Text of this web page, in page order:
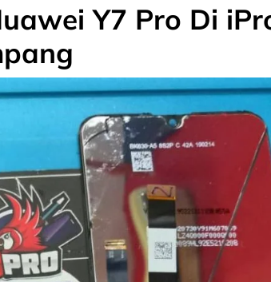
Y7 Pro Di